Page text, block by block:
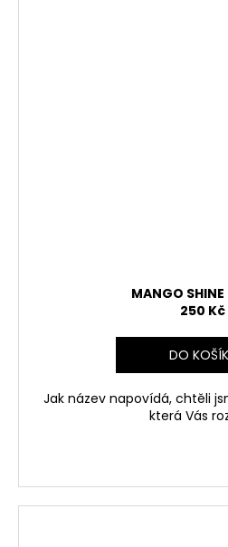
MANGO
250 Kč
DO
Jak název napovídá, chtěli
která Vás